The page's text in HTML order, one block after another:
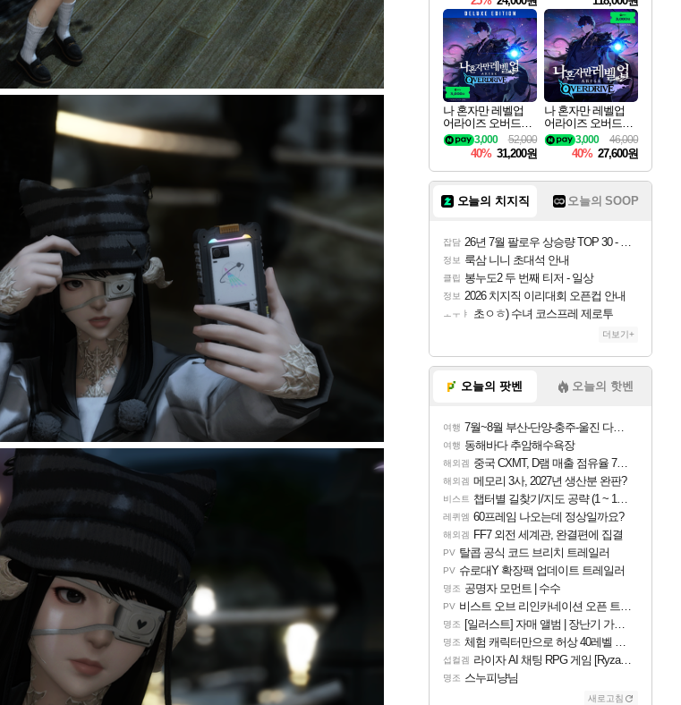
ouls Ultimate Edition
Pre-Purchase
나 혼자만 레벨업
어라이즈 오버드라
이브 디럭스 에디션
Solo Leveling Arise
Overdrive Deluxe Edi
tion
52,000
3,000
40% 31,200원
나 혼자만 레벨업
어라이즈 오버드라
이브 Solo Leveling A
rise
46,000
3,000
40% 27,600원
오늘의 치지직 오늘의 SOOP
잡담 26년 7월 팔로우 상승량 TOP 30 - 월간 치지직
정보 룩삼 니니 초대석 안내
클립 봉누도2 두 번째 티저 - 일상
정보 2026 치지직 이리대회 오픈컵 안내
ㅗㅜㅑ 초ㅇㅎ) 수녀 코스프레 제로투
더보기+
오늘의 팟벤 오늘의 핫벤
여행 7월~8월 부산-단양-충주-울진 다녀왔어요~
여행 동해바다 추암해수욕장
해외겜 중국 CXMT, D램 매출 점유율 7%…글로벌 4위로 부상
해외겜 메모리 3사, 2027년 생산분 완판?
비스트 챕터별 길찾기/지도 공략 (1 ~ 12장)
레퀴엠 60프레임 나오는데 정상일까요?
해외겜 FF7 외전 세계관, 완결편에 집결
PV 탈콥 공식 코드 브리치 트레일러
PV 슈로대Y 확장팩 업데이트 트레일러
명조 공명자 모먼트 | 수수
PV 비스트 오브 리인카네이션 오픈 트레일러
명조 [일러스트] 자매 앨범 | 장난기 가득한 오후의 공원 (리메이크판)
명조 체험 캐릭터만으로 허상 40레벨 하이와티아 5분 컷!｜에이메스·린네·모니에 명함
섭컬겜 라이자 AI 채팅 RPG 게임 [RyzaChat: AI] 공개
명조 스누피냥님
새로고침